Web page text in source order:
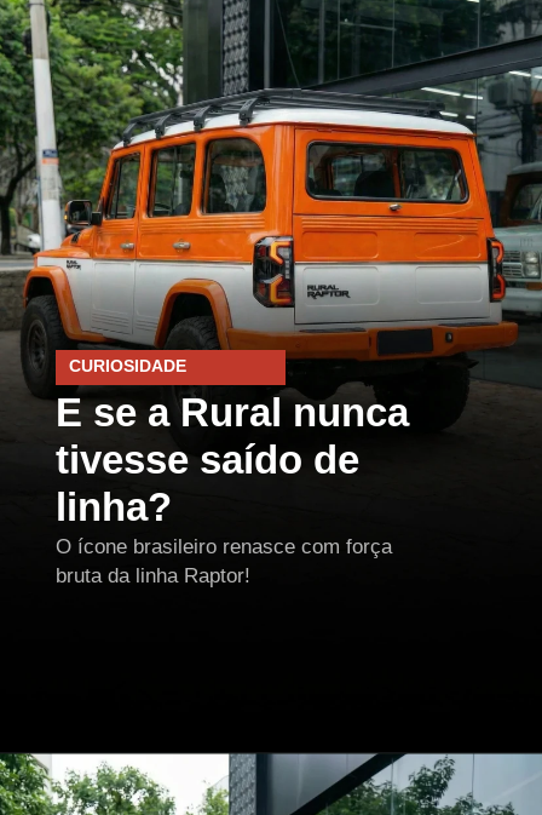
CURIOSIDADE
E se a Rural nunca
tivesse saído de
linha?
O ícone brasileiro renasce com força
bruta da linha Raptor!